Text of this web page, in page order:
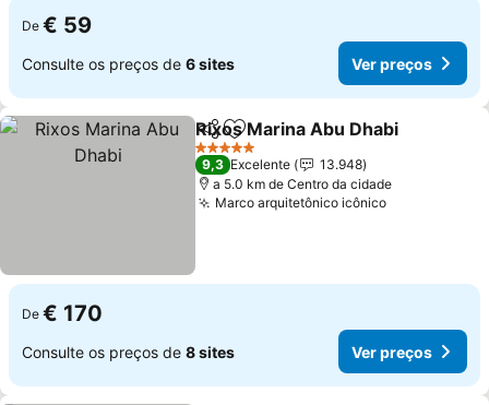
De € 59
Consulte os preços de 6 sites Ver preços
PartilharAdicionar aos favoritos
Rixos Marina Abu Dhabi
5 Estrelas
9,3 Excelente
13.948
a 5.0 km de Centro da cidade
Marco arquitetônico icônicoVer preços
De € 170
Consulte os preços de 8 sites Ver preços